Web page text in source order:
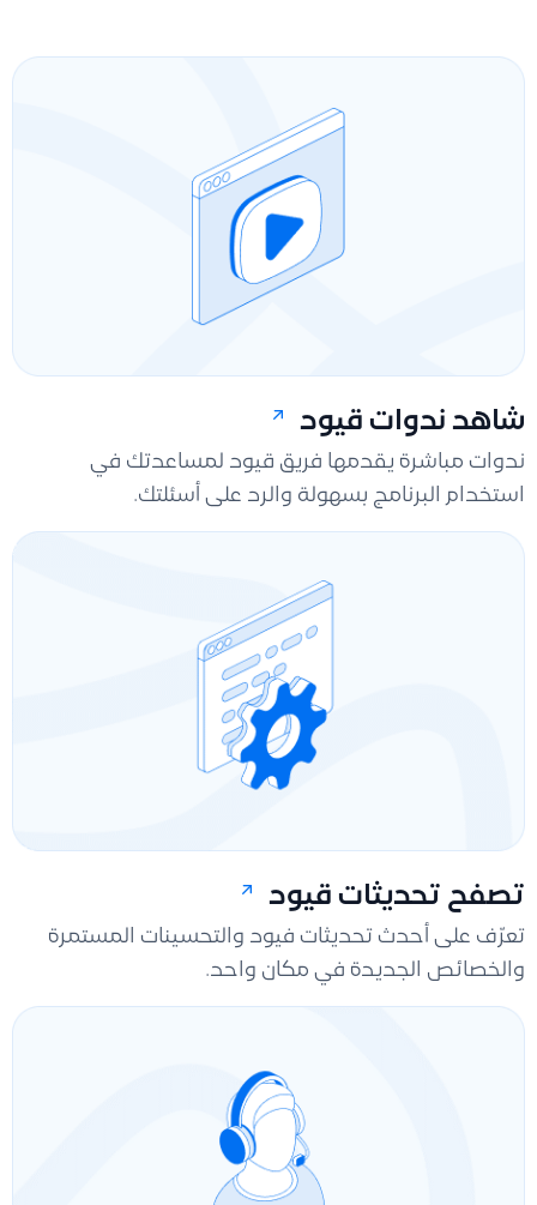
شاهد ندوات قيود
ندوات مباشرة يقدمها فريق قيود لمساعدتك في
استخدام البرنامج بسهولة والرد على أسئلتك.
تصفح تحديثات قيود
تعرّف على أحدث تحديثات فيود والتحسينات المستمرة
والخصائص الجديدة في مكان واحد.